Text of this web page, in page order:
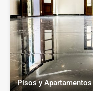
Pisos y Apartamentos